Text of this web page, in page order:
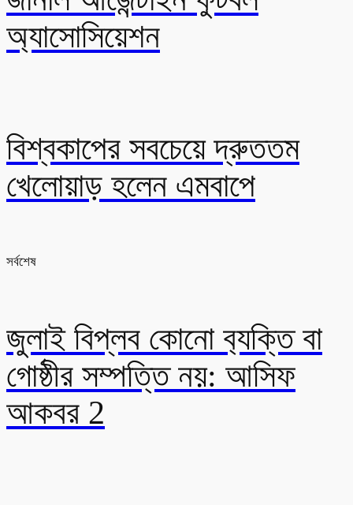
অ্যাসোসিয়েশন
বিশ্বকাপের সবচেয়ে দ্রুততম
খেলোয়াড় হলেন এমবাপে
সর্বশেষ
জুলাই বিপ্লব কোনো ব‍্যক্তি বা
গোষ্ঠীর সম্পত্তি নয়: আসিফ
আকবর 2